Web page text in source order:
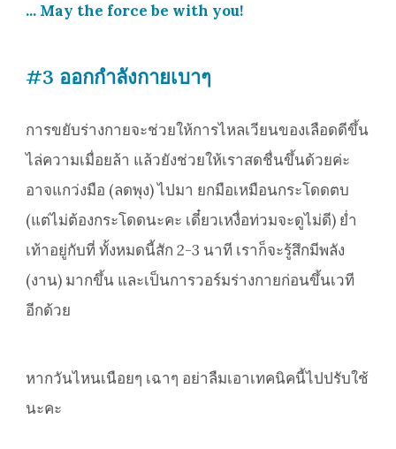
... May the force be with you!
#3 ออกกำลังกายเบาๆ
การขยับร่างกายจะช่วยให้การไหลเวียนของเลือดดีขึ้น
ไล่ความเมื่อยล้า แล้วยังช่วยให้เราสดชื่นขึ้นด้วยค่ะ
อาจแกว่งมือ (ลดพุง) ไปมา ยกมือเหมือนกระโดดตบ
(แต่ไม่ต้องกระโดดนะคะ เดี๋ยวเหงื่อท่วมจะดูไม่ดี) ย่ำ
เท้าอยู่กับที่ ทั้งหมดนี้สัก 2-3 นาที เราก็จะรู้สึกมีพลัง
(งาน) มากขึ้น และเป็นการวอร์มร่างกายก่อนขึ้นเวที
อีกด้วย
หากวันไหนเนือยๆ เฉาๆ อย่าลืมเอาเทคนิคนี้ไปปรับใช้
นะคะ